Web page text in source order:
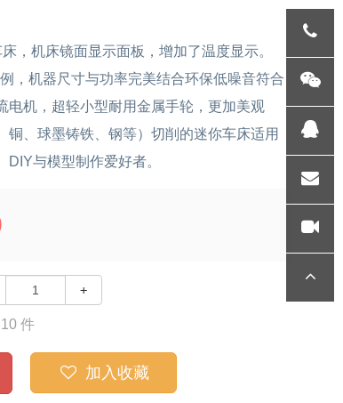
，机床镜面显示面板，增加了温度显示。
，机器尺寸与功率完美结合环保低噪音符合
电机，超轻小型耐用金属手轮，更加美观
铜、球墨铸铁、钢等）切削的迷你车床适用
与模型制作爱好者。
+
10 件
加入收藏
021-
395282
36
微信
QQ
gengyu
nlong@
好玩视